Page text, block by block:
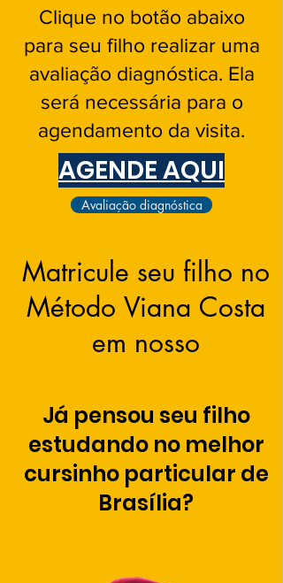
Clique no botão abaixo
para seu filho realizar uma
avaliação diagnóstica. Ela
será necessária para o
agendamento da visita.
AGENDE AQUI
Avaliação diagnóstica
Matricule seu filho no
Método Viana Costa
em nosso
Já pensou seu filho
estudando no melhor
cursinho particular de
Brasília?